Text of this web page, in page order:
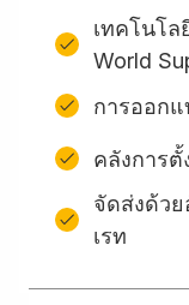
เทคโนโ
World
การออก
คลังการ
จัดส่งด้ว
เรท